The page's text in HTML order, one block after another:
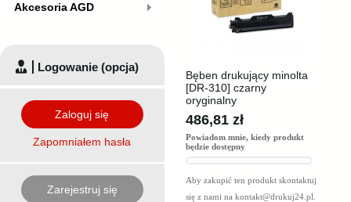
Bęben drukujący minolta
[DR-310] czarny
oryginalny
486,81 zł
Powiadom mnie, kiedy produkt
będzie dostępny
Aby zakupić ten produkt skontaktuj
się z nami na kontakt@drukuj24.pl
Akcesoria AGD
Logowanie (opcja)
Zaloguj się
Zapomniałem hasła
Zarejestruj się